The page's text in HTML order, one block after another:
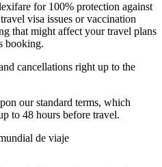
for 100% protection against
visa issues or vaccination
that might affect your travel plans
booking.
cancellations right up to the
our standard terms, which
to 48 hours before travel.
de viaje